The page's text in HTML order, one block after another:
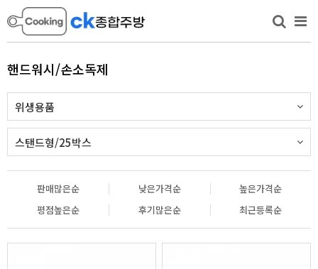
핸드워시/손소독제
위생용품
스탠드형/25박스
판매많은순 낮은가격순
높은가격순
평점높은순
후기많은순 최근등록순